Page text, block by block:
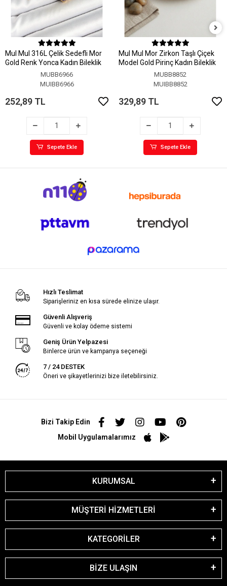
MuI MuI 316L Çelik Sedefli Mor
Gold Renk Yonca Kadın Bileklik
MUBB6966
MUIBB6966
252,89 TL
Sepete Ekle
MuI MuI Mor Zirkon Taşlı Çiçek
Model Gold Pirinç Kadın Bileklik
MUBB8852
MUIBB8852
329,89 TL
Sepete Ekle
Hızlı Teslimat
Siparişleriniz en kısa sürede elinize ulaşır.
Güvenli Alışveriş
Güvenli ve kolay ödeme sistemi
Geniş Ürün Yelpazesi
Binlerce ürün ve kampanya seçeneği
7 / 24 DESTEK
Öneri ve şikayetlerinizi bize iletebilirsiniz.
Bizi Takip Edin
Mobil Uygulamalarımız
KURUMSAL
MÜŞTERİ HİZMETLERİ
KATEGORİLER
BİZE ULAŞIN